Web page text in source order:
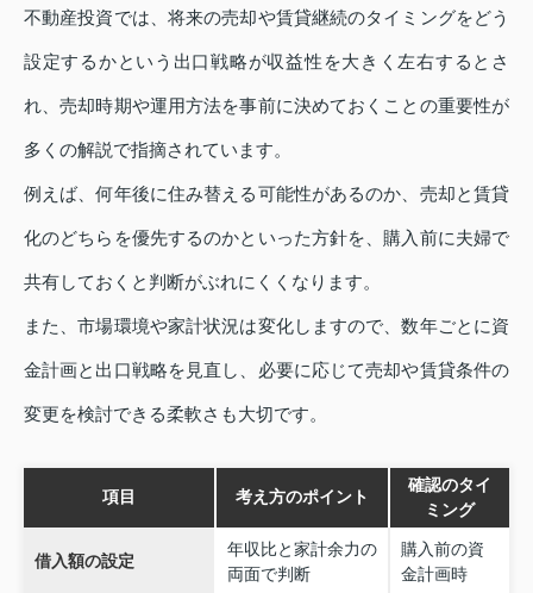
不動産投資では、将来の売却や賃貸継続のタイミングをどう
設定するかという出口戦略が収益性を大きく左右するとさ
れ、売却時期や運用方法を事前に決めておくことの重要性が
多くの解説で指摘されています。
例えば、何年後に住み替える可能性があるのか、売却と賃貸
化のどちらを優先するのかといった方針を、購入前に夫婦で
共有しておくと判断がぶれにくくなります。
また、市場環境や家計状況は変化しますので、数年ごとに資
金計画と出口戦略を見直し、必要に応じて売却や賃貸条件の
変更を検討できる柔軟さも大切です。
項目 考え方のポイント
確認のタイ
ミング
借入額の設定
年収比と家計余力の
両面で判断
購入前の資
金計画時